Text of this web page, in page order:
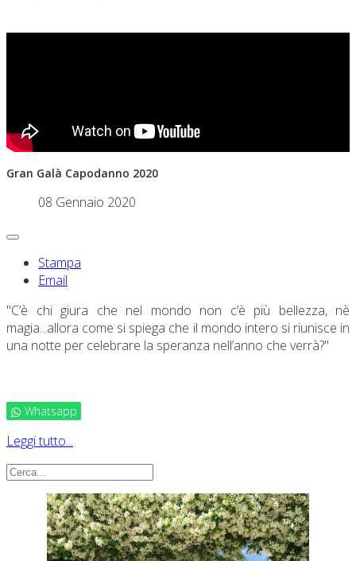
Gran Galà Capodanno 2020
08 Gennaio 2020
Stampa
Email
"C’è chi giura che nel mondo non c’è più bellezza, nè
magia...allora come si spiega che il mondo intero si riunisce in
una notte per celebrare la speranza nell’anno che verrà?"
Whatsapp
Leggi tutto...